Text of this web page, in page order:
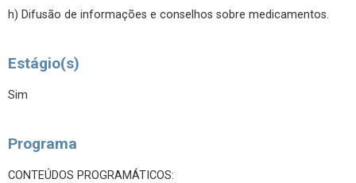
h) Difusão de informações e conselhos sobre medicamentos.
Estágio(s)
Sim
Programa
CONTEÚDOS PROGRAMÁTICOS: